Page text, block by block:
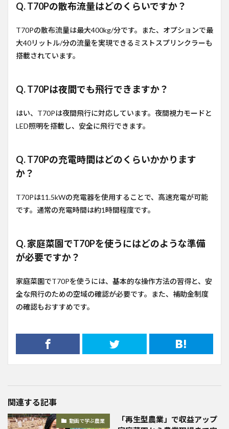
Q. T70Pの散布流量はどのくらいですか？
T70Pの散布流量は最大400kg/分です。また、オプションで最
大40リットル/分の流量を実現できるミストスプリンクラーも
搭載されています。
Q. T70Pは夜間でも飛行できますか？
はい、T70Pは夜間飛行に対応しています。夜間視力モードと
LED照明を搭載し、安全に飛行できます。
Q. T70Pの充電時間はどのくらいかかります
か？
T70Pは11.5kWの充電器を使用することで、高速充電が可能
です。通常の充電時間は約1時間程度です。
Q. 家庭菜園でT70Pを使うにはどのような準備
が必要ですか？
家庭菜園でT70Pを使うには、基本的な操作方法の習得と、安
全な飛行のための空域の確認が必要です。また、補助金制度
の確認もおすすめです。
関連する記事
動画で学ぶ農業
「再生型農業」で収益アップ